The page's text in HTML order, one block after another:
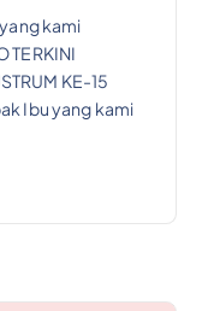
kami
TERKINI
KE-15
Ibu yang kami